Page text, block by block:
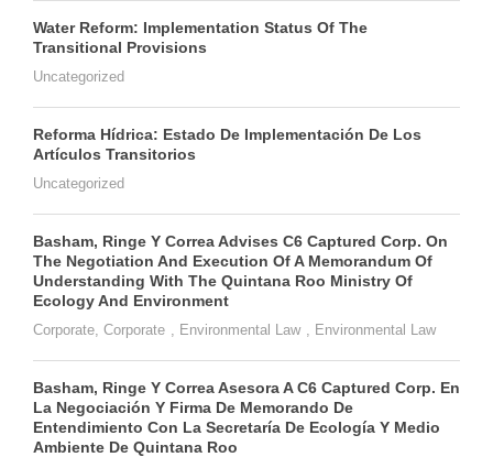
Water Reform: Implementation Status Of The
Transitional Provisions
Uncategorized
Reforma Hídrica: Estado De Implementación De Los
Artículos Transitorios
Uncategorized
Basham, Ringe Y Correa Advises C6 Captured Corp. On
The Negotiation And Execution Of A Memorandum Of
Understanding With The Quintana Roo Ministry Of
Ecology And Environment
Corporate Corporate Environmental Law Environmental Law
Basham, Ringe Y Correa Asesora A C6 Captured Corp. En
La Negociación Y Firma De Memorando De
Entendimiento Con La Secretaría De Ecología Y Medio
Ambiente De Quintana Roo